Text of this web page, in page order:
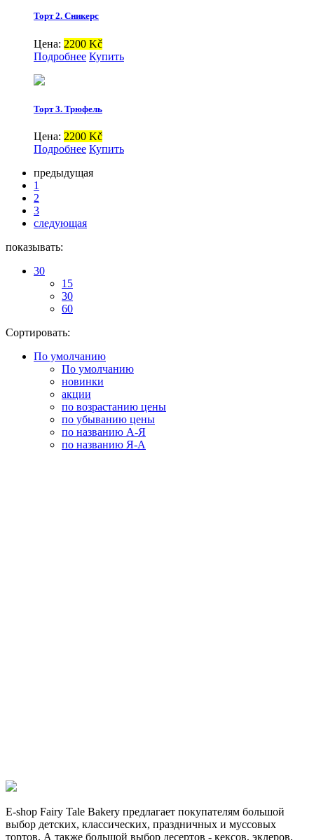
Торт 2. Сникерс
Цена: 2200 Kč
Подробнее Купить
Торт 3. Трюфель
Цена: 2200 Kč
Подробнее Купить
предыдущая
1
2
3
следующая
показывать:
30
15
30
60
Сортировать:
По умолчанию
По умолчанию
новинки
акции
по возрастанию цены
по убыванию цены
по названию А-Я
по названию Я-А
E-shop Fairy Tale Bakery предлагает покупателям большой
выбор детских, классических, праздничных и муссовых
тортов. А также большой выбор десертов - кексов, эклеров,